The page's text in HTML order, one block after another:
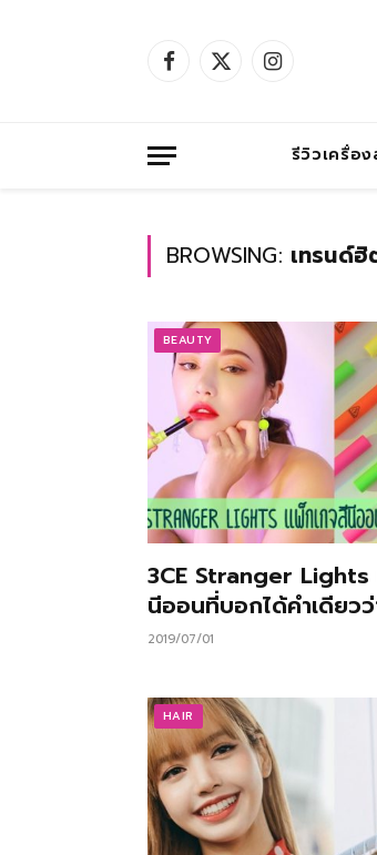
Facebook
X
Instagram
รีวิวเครื่อง
BROWSING: เทรนด์ฮิ
BEAUTY
3CE Stranger Lights
นีออนที่บอกได้คำเดียวว่
2019/07/01
HAIR